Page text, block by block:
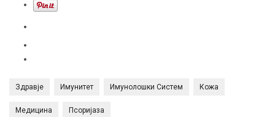
Здравје Имунитет Имунолошки Систем Кожа
Медицина Псоријаза